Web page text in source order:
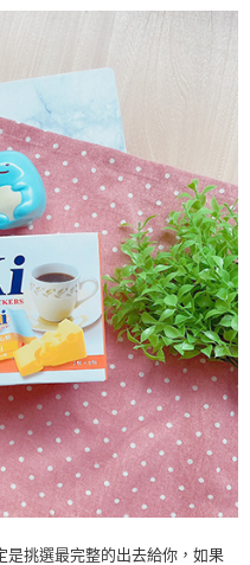
是挑選最完整的出去給你，如果